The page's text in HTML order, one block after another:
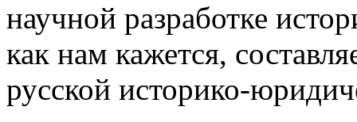
научной разработке
как нам кажется,
русской историко-